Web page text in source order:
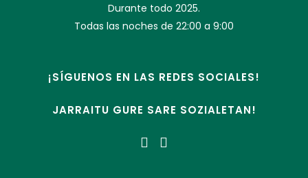
Durante todo 2025.
Todas las noches de 22:00 a 9:00
¡SÍGUENOS EN LAS REDES SOCIALES!
JARRAITU GURE SARE SOZIALETAN!